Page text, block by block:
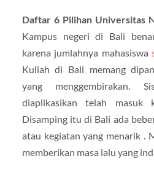
Daftar 6 Pilihan Universitas
Kampus negeri di Bali
karena jumlahnya mahasiswa
Kuliah di Bali memang
yang menggembirakan.
diaplikasikan telah masuk
Disamping itu di Bali ada
atau kegiatan yang menarik .
memberikan masa lalu yang